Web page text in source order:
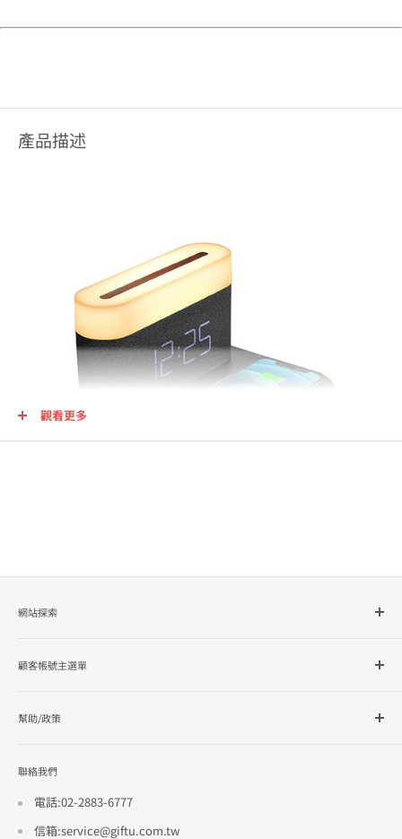
產品描述
產品示意圖，販售產品不含手機
觀看更多
網站探索
品牌總覽
顧客帳號主選單
訂單查詢
幫助/政策
使用條款
招商合作
聯絡我們
電話:02-2883-6777
信箱:service@giftu.com.tw